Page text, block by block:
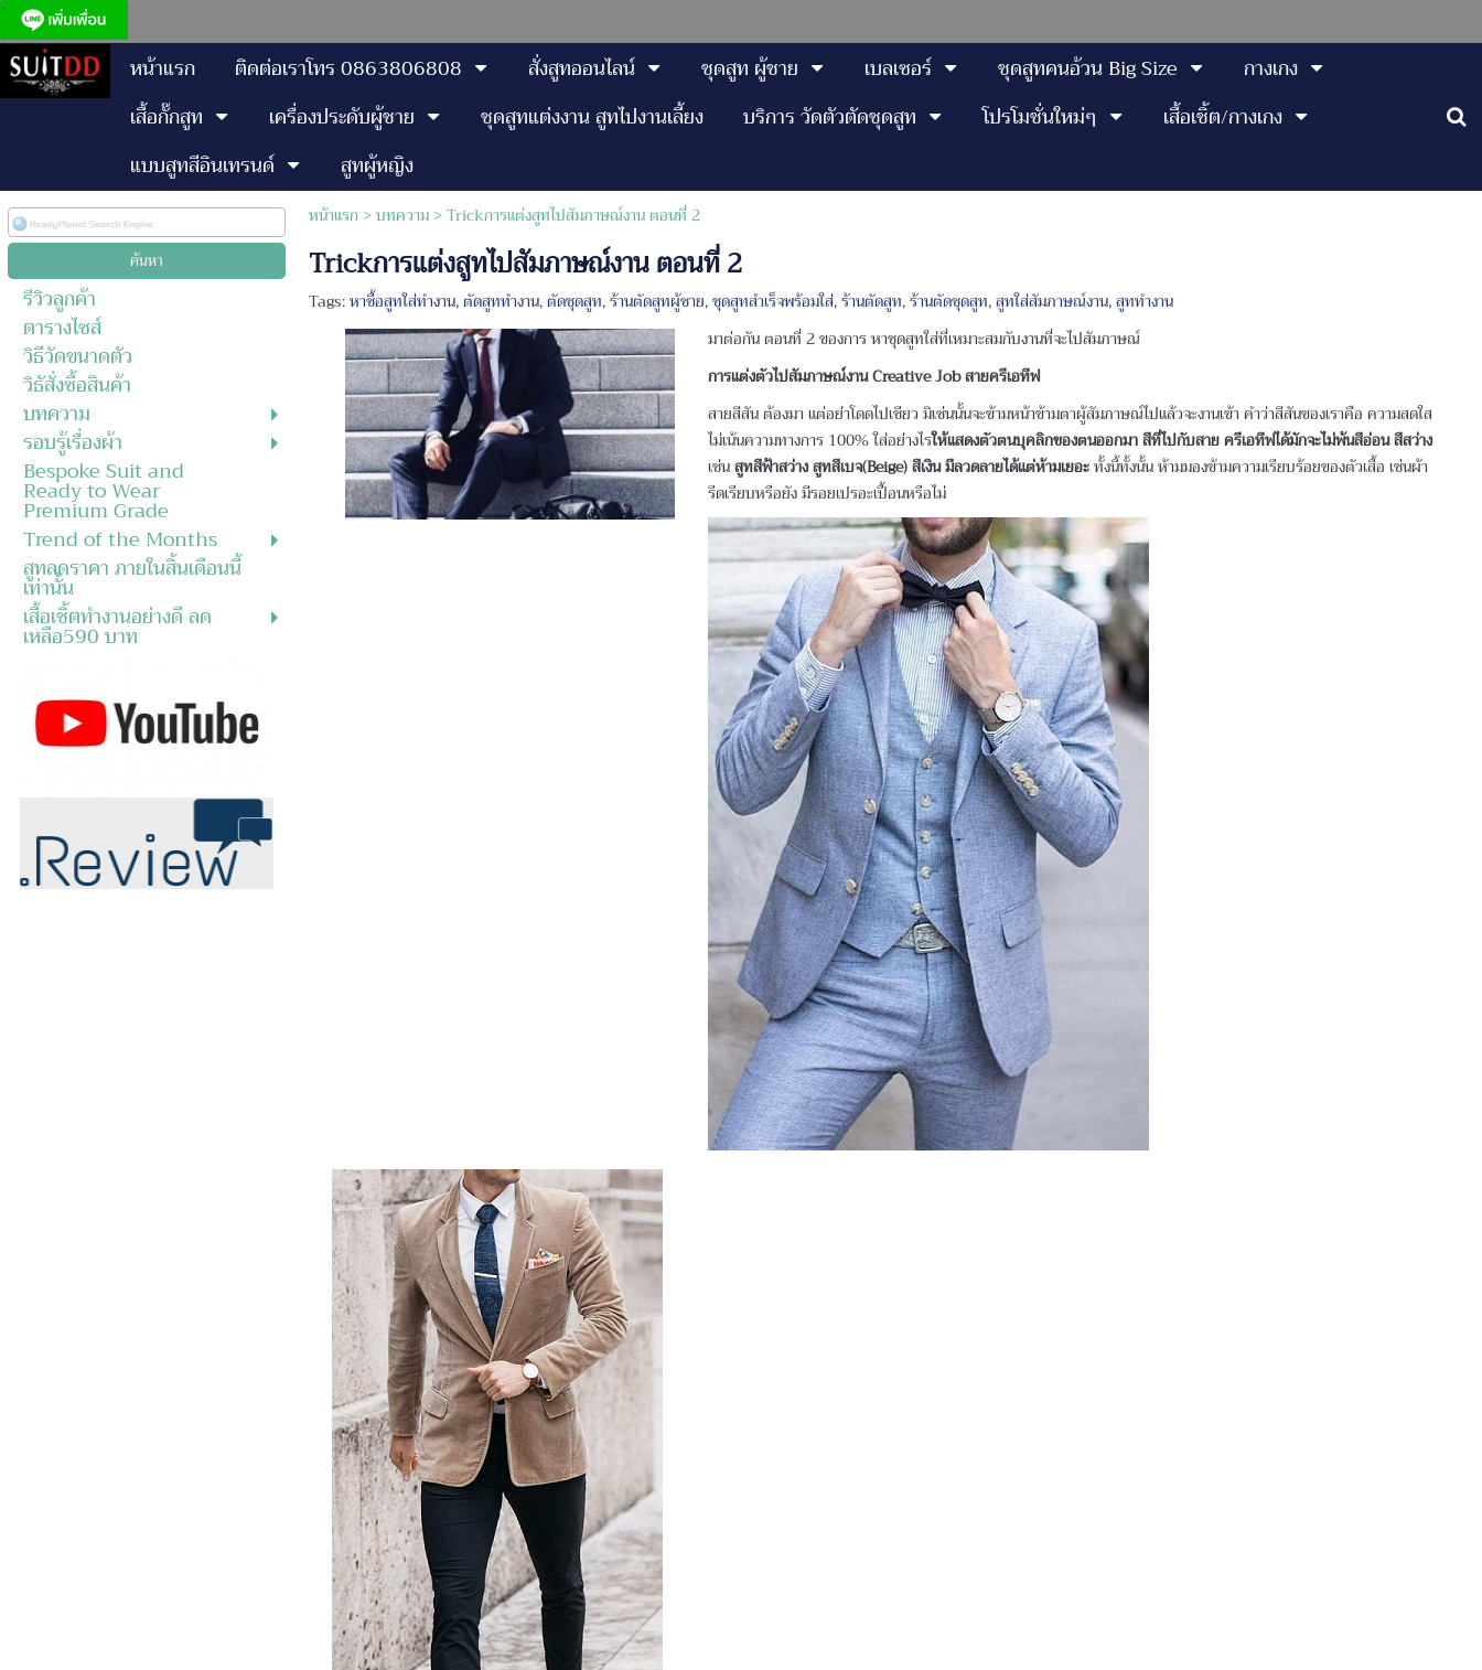
หน้าแรก ติดต่อเราโทร 0863806808 สั่งสูทออนไลน์ ชุดสูท ผู้ชาย เบลเซอร์ ชุดสูทคนอ้วน Big Size
กางเกง
เสื้อกั๊กสูท
เครื่องประดับผู้ชาย ชุดสูทแต่งงาน สูทไปงานเลี้ยง บริการ วัดตัวตัดชุดสูท โปรโมชั่นใหม่ๆ
เสื้อเชิ้ต/กางเกง
แบบสูทสีอินเทรนด์
สูทผู้หญิง
รีวิวลูกค้า
ตารางไซส์
วิธีวัดขนาดตัว
วิธัสั่งซื้อสินค้า
บทความ
รอบรู้เรื่องผ้า
Bespoke Suit and
Ready to Wear
Premium Grade
Trend of the Months
สูทลดราคา ภายในสิ้นเดือนนี้
เท่านั้น
เสื้อเชิ้ตทำงานอย่างดี ลด
เหลือ590 บาท
หน้าแรก > บทความ >Trickการแต่งสูทไปสัมภาษณ์งาน ตอนที่ 2
Trickการแต่งสูทไปสัมภาษณ์งาน ตอนที่ 2
Tags:หาซื้อสูทใส่ทำงาน,ตัดสูททำงาน,ตัดชุดสูท,ร้านตัดสูทผู้ชาย,ชุดสูทสำเร็จพร้อมใส่,ร้านตัดสูท,ร้านตัดชุดสูท,สูทใส่สัมภาษณ์งาน,สูททำงาน
มาต่อกัน ตอนที่ 2 ของการ หาชุดสูทใส่ที่เหมาะสมกับงานที่จะไปสัมภาษณ์
การแต่งตัวไปสัมภาษณ์งาน Creative Job สายครีเอทีฟ
สายสีสัน ต้องมา แต่อย่าโดดไปเชียว มิเช่นนั้นจะข้ามหน้าข้ามตาผู้สัมภาษณ์ไปแล้วจะงานเข้า คำว่าสีสันของเราคือ ความสดใส
ไม่เน้นความทางการ 100% ใส่อย่างไรให้แสดงตัวตนบุคลิกของตนออกมาสีที่ไปกับสาย ครีเอทีฟได้มักจะไม่พ้นสีอ่อน สีสว่าง
เช่นสูทสีฟ้าสว่าง สูทสีเบจ(Beige) สีเงิน มีลวดลายได้แต่ห้ามเยอะทั้งนี้ทั้งนั้น ห้ามมองข้ามความเรียบร้อยของตัวเสื้อ เช่นผ้า
รีดเรียบหรือยัง มีรอยเปรอะเปื้อนหรือไม่